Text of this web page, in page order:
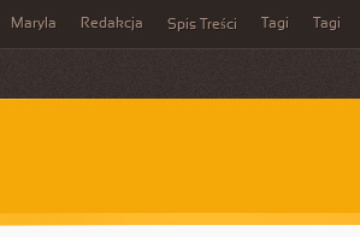
Maryla Redakcja Spis Treści Tagi Tagi